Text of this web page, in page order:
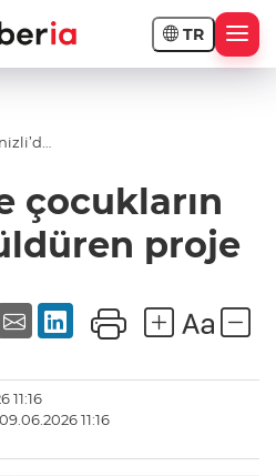
TR
çocukların
proje​​​​​​​
11:16
11:16